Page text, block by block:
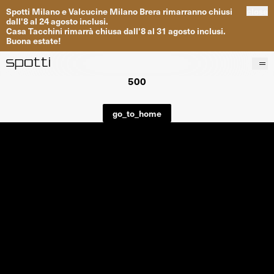
Spotti MilanoeValcucine Milano Brera rimarrannochiusi
dall'8al 24agosto inclusi.
Casa Tacchini rimarrà chiusa dall'8al 31 agosto inclusi.
Buona estate!
Progetti
500
go_to_home